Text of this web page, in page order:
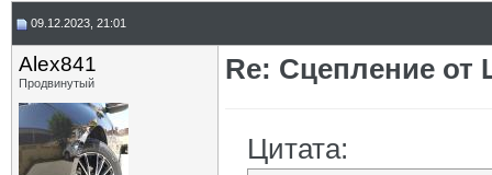
09.12.2023, 21:01
Alex841
Продвинутый Re: Сцепление
Цитата: